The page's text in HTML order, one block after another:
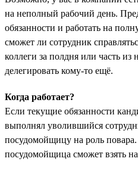
на неполный рабочий день.
обязанности и работать на
сможет ли сотрудник
коллеги за полдня или часть из
делегировать кому-то ещё.
Когда работает?
Если текущие обязанности
выполнял уволившийся
посудомойщицу на роль
посудомойщица сможет взять на